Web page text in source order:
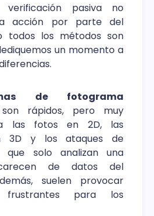
pasiva no
acción por parte del
todos los métodos son
un momento a
de fotograma
rápidos, pero muy
las fotos en 2D, las
3D y los ataques de
que solo analizan una
de datos del
suelen provocar
frustrantes para los